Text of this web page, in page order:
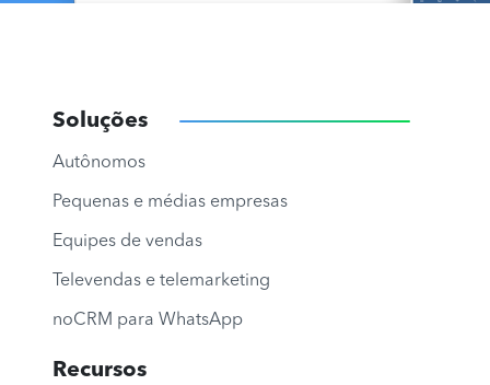
Soluções
Autônomos
Pequenas e médias empresas
Equipes de vendas
Televendas e telemarketing
noCRM para WhatsApp
Recursos